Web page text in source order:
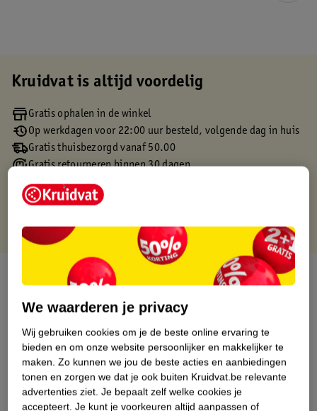
Kruidvat is altijd voordelig
Gratis ophalen in de winkel
Op werkdagen voor 22:00 uur besteld, volgende dag in huis
Gratis thuisbezorgd vanaf 50.00
Gratis retourneren binnen 30 dagen
Gratis punten met je Kruidvat kaart
Over dit product
Productinformatie
Etiketinformatie
Nature Impact Score
We waarderen je privacy
Wij gebruiken cookies om je de beste online ervaring te
bieden en om onze website persoonlijker en makkelijker te
maken. Zo kunnen we jou de beste acties en aanbiedingen
tonen en zorgen we dat je ook buiten Kruidvat.be relevante
advertenties ziet. Je bepaalt zelf welke cookies je
accepteert. Je kunt je voorkeuren altijd aanpassen of